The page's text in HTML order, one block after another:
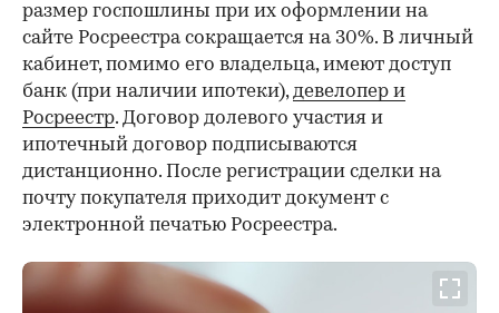
размер госпошлины при их оформлении на
сайте Росреестра сокращается на 30%. В личный
кабинет, помимо его владельца, имеют доступ
банк (при наличии ипотеки),девелопер и
Росреестр. Договор долевого участия и
ипотечный договор подписываются
дистанционно. После регистрации сделки на
почту покупателя приходит документ с
электронной печатью Росреестра.